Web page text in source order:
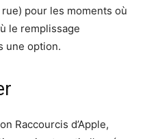
pour les moments où
le remplissage
une option.
Raccourcis d’Apple,